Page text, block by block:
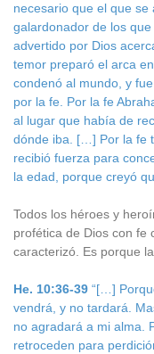
necesario que el que
galardonador de los
advertido por Dios
temor preparó el arca
condenó al mundo, y
por la fe. Por la fe
al lugar que había de
dónde iba. […] Por la fe
recibió fuerza para
la edad, porque creyó
Todos los héroes y
profética de Dios con fe
caracterizó. Es porque
He. 10:36-39 “[…]
vendrá, y no tardará.
no agradará a mi alma.
retroceden para